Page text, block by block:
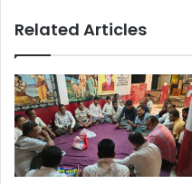
Related Articles